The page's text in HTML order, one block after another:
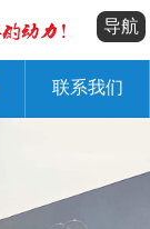
导航
联系我们